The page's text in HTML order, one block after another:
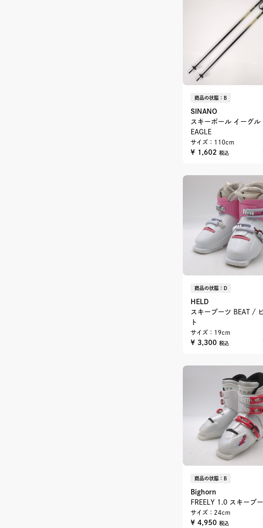
商品の状態：B
SINANO
スキーポール イーグル
EAGLE
サイズ：110cm
¥ 1,602 税込
商品の状態：D
HELD
スキーブーツ BEAT /
ト
サイズ：19cm
¥ 3,300 税込
商品の状態：B
Bighorn
FREELY 1.0 スキーブ
サイズ：24cm
¥ 4,950 税込